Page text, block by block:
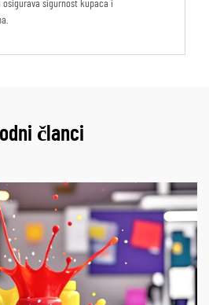
sigurnost kupaca i
članci